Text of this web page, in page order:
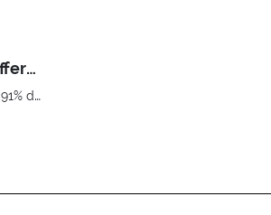
Produit Volumisant et Raffermissant Pour la Poitrine Push Me Up 75 ml
Il repulpe, remodèle et raffermit. 91% d’ingrédients d’origine naturelle